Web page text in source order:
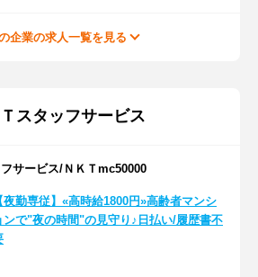
企業の求人一覧を見る
スタッフサービス
サービス/ＮＫＴmc50000
夜勤専従】«高時給1800円»高齢者マンシ
ンで"夜の時間"の見守り♪日払い/履歴書不